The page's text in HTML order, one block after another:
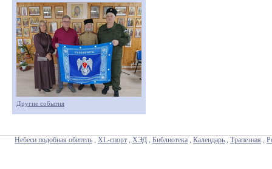
Другие события
Небеси подобная обитель , XL-спорт , ХЭД , Библиотека , Календарь , Трапезная ,